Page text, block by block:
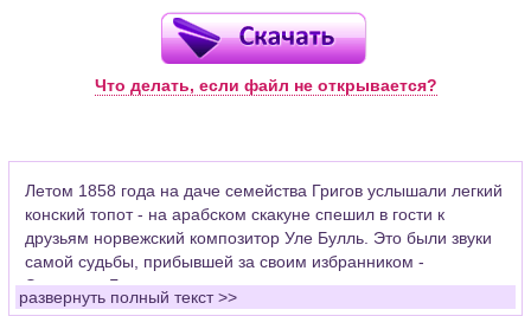
Что делать, если файл не открывается?
Летом 1858 года на даче семейства Григов услышали легкий
конский топот - на арабском скакуне спешил в гости к
друзьям норвежский композитор Уле Булль. Это были звуки
самой судьбы, прибывшей за своим избранником -
Эдвардом Григом.
Сын консула родился в июне 1843 года. Он всегда любил
развернуть полный текст >>